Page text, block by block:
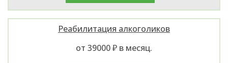
Реабилитация алкоголиков
от 39000 ₽ в месяц.